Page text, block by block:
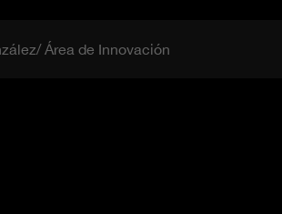
Área de Innovación